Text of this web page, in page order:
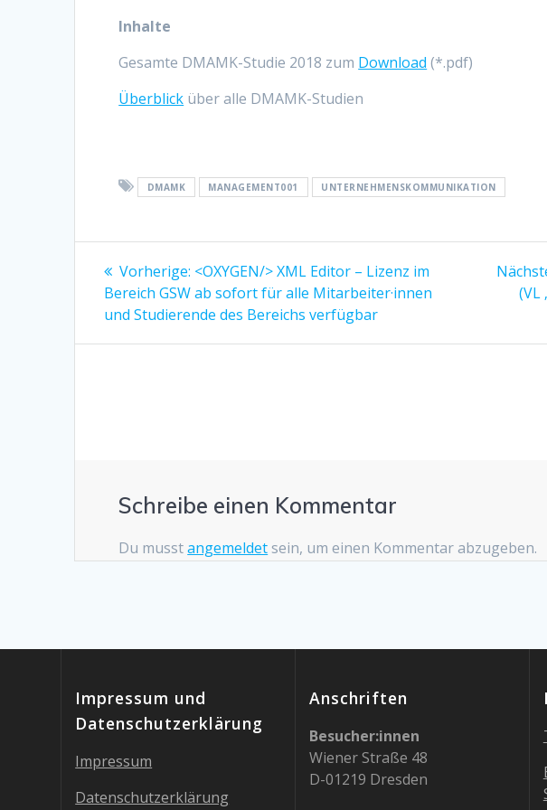
Inhalte
Gesamte DMAMK-Studie 2018 zum Download (*.pdf)
Überblick über alle DMAMK-Studien
DMAMK MANAGEMENT001 UNTERNEHMENSKOMMUNIKATION
Beitragsnavigation
Vorherige: Vorheriger
Beitrag:
<OXYGEN/> XML Editor – Lizenz im
Bereich GSW ab sofort für alle Mitarbeiter·innen
und Studierende des Bereichs verfügbar
(VL
Schreibe einen Kommentar
Du musstangemeldetsein, um einen Kommentar abzugeben.
Impressum und
Datenschutzerklärung
Impressum
Datenschutzerklärung
Anschriften
Besucher:innen
Wiener Straße 48
D-01219 Dresden